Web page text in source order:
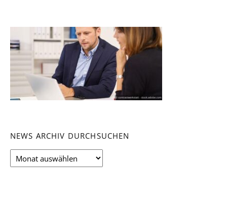
NEWS ARCHIV DURCHSUCHEN
News
Archiv